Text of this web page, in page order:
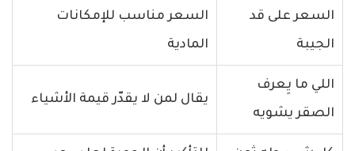
السعر على قد
الجيبة
السعر مناسب للإمكانات
المادية
اللي ما يِعرف
الصقر يشويه
يقال لمن لا يقدّر قيمة الأشياء